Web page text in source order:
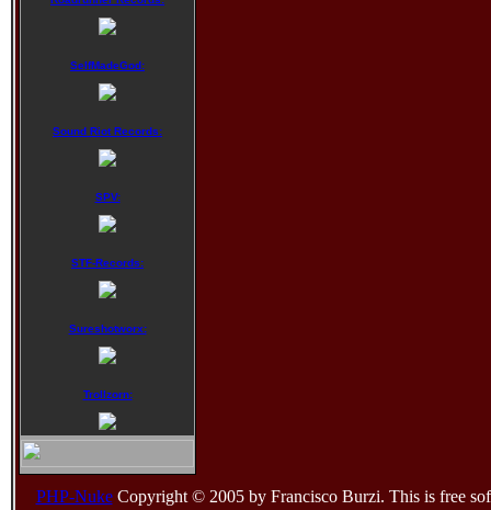
SelfMadeGod:
Sound Riot Records:
SPV:
STF-Records:
Sureshotworx:
Trollzorn:
PHP-NukeCopyright © 2005 by Francisco Burzi. This is free